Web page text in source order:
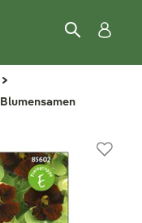
Blumensamen